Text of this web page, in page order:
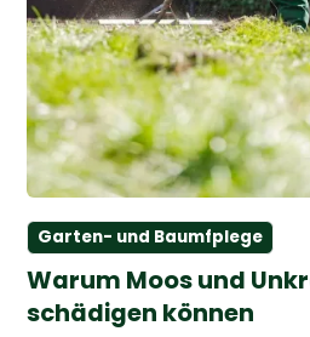
Garten- und Baumfplege
Warum Moos und
schädigen können